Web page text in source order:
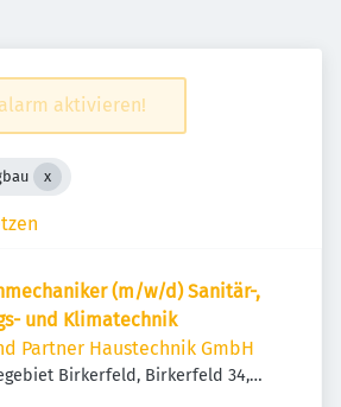
aktivieren!
(m/w/d) Sanitär-,
und Klimatechnik
Partner Haustechnik GmbH
Birkerfeld, Birkerfeld 34,